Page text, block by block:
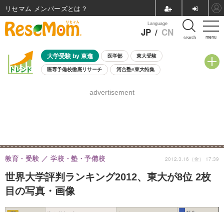
menu
Language
JP / CN search
大学受験 by 東進 医学部 東大受験
医専予備校徹底リサーチ 河合塾×東大特集
8月開催学校説明会・相談会
advertisement
世界大学評判ランキング2012、東大が8位 2枚
目の写真・画像
教育・受験 学校・塾・予備校 2012.3.16（金） 17:39
リセマム メンバーズ